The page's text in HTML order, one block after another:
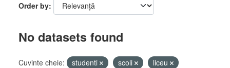
Order by
No datasets found
Cuvinte cheie: studenti scoli
liceu